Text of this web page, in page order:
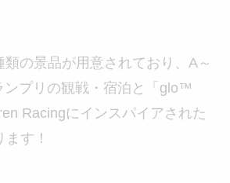
の景品が用意されており、A～
ンプリの観戦・宿泊と「glo™
Racingにインスパイアされた
す！